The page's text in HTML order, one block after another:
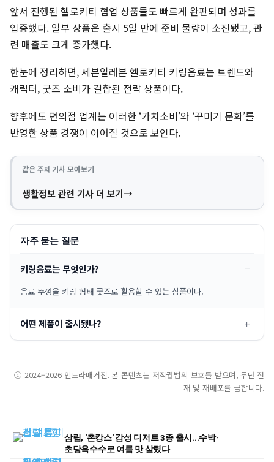
앞서 진행된 헬로키티 협업 상품들도 빠르게 완판되며 성과를
입증했다. 일부 상품은 출시 5일 만에 준비 물량이 소진됐고, 관
련 매출도 크게 증가했다.
한눈에 정리하면, 세븐일레븐 헬로키티 키링음료는 트렌드와
캐릭터, 굿즈 소비가 결합된 전략 상품이다.
향후에도 편의점 업계는 이러한 ‘가치소비’와 ‘꾸미기 문화’를
반영한 상품 경쟁이 이어질 것으로 보인다.
같은 주제 기사 모아보기
생활정보 관련 기사 더 보기
자주 묻는 질문
키링음료는 무엇인가?
음료 뚜껑을 키링 형태 굿즈로 활용할 수 있는 상품이다.
어떤 제품이 출시됐나?
ⓒ 2024–2026 인트라매거진. 본 콘텐츠는 저작권법의 보호를 받으며, 무단 전
재 및 재배포를 금합니다.
삼립, '촌캉스' 감성 디저트 3종 출시...수박·
초당옥수수로 여름 맛 살렸다